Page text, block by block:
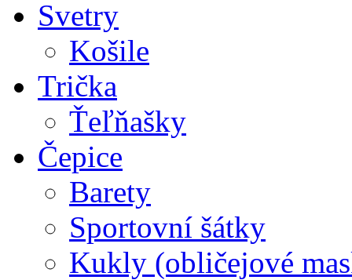
Svetry
Košile
Trička
Ťeľňašky
Čepice
Barety
Sportovní šátky
Kukly (obličejové